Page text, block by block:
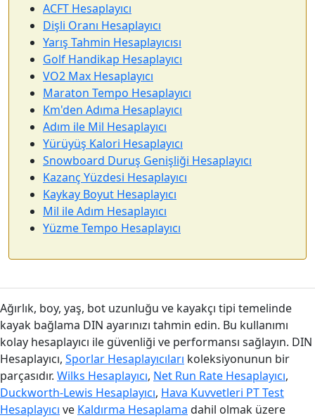
ACFT Hesaplayıcı
Dişli Oranı Hesaplayıcı
Yarış Tahmin Hesaplayıcısı
Golf Handikap Hesaplayıcı
VO2 Max Hesaplayıcı
Maraton Tempo Hesaplayıcı
Km'den Adıma Hesaplayıcı
Adım ile Mil Hesaplayıcı
Yürüyüş Kalori Hesaplayıcı
Snowboard Duruş Genişliği Hesaplayıcı
Kazanç Yüzdesi Hesaplayıcı
Kaykay Boyut Hesaplayıcı
Mil ile Adım Hesaplayıcı
Yüzme Tempo Hesaplayıcı
Ağırlık, boy, yaş, bot uzunluğu ve kayakçı tipi temelinde
kayak bağlama DIN ayarınızı tahmin edin. Bu kullanımı
kolay hesaplayıcı ile güvenliği ve performansı sağlayın. DIN
Hesaplayıcı, Sporlar Hesaplayıcıları koleksiyonunun bir
parçasıdır. Wilks Hesaplayıcı, Net Run Rate Hesaplayıcı,
Duckworth-Lewis Hesaplayıcı, Hava Kuvvetleri PT Test
Hesaplayıcı ve Kaldırma Hesaplama dahil olmak üzere